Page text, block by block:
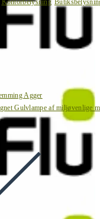
Kontorbelysning
Agger
Gulvlampe af miljøvenlige